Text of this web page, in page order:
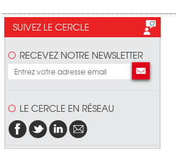
SUIVEZ LE CERCLE
RECEVEZ NOTRE NEWSLETTER
LE CERCLE EN RÉSEAU